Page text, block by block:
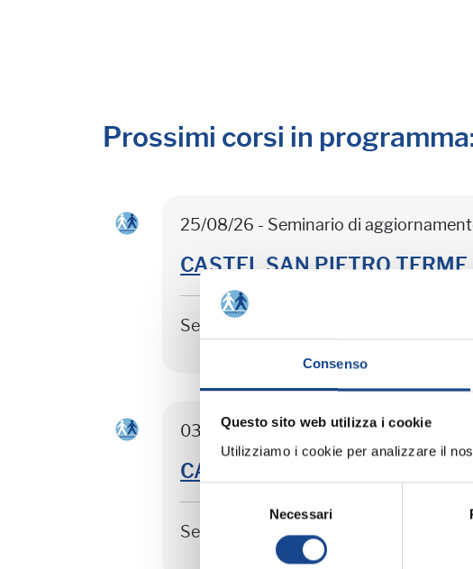
Consenso
Questo sito web utilizza i cookie
Utilizziamo i cookie per analizzare il
consenso
Necessari
Prossimi corsi in
25/08/26 - Seminario di
CASTEL SAN PIETRO
Seminario di aggiornamento
03/09/26 - Seminario di
CASTEL SAN PIETRO
Seminario di aggiornamento